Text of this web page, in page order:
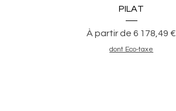
Aperçu rapide
PILAT
À partir de6 178,49 €
Prix promotionnel
dont Eco-taxe